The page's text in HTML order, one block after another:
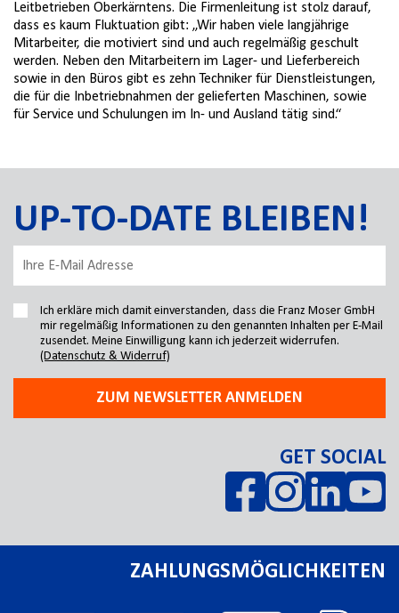
Leitbetrieben Oberkärntens. Die Firmenleitung ist stolz darauf,
dass es kaum Fluktuation gibt: „Wir haben viele langjährige
Mitarbeiter, die motiviert sind und auch regelmäßig geschult
werden. Neben den Mitarbeitern im Lager- und Lieferbereich
sowie in den Büros gibt es zehn Techniker für Dienstleistungen,
die für die Inbetriebnahmen der gelieferten Maschinen, sowie
für Service und Schulungen im In- und Ausland tätig sind.“
UP-TO-DATE BLEIBEN!
Ich erkläre mich damit einverstanden, dass die Franz Moser GmbH
mir regelmäßig Informationen zu den genannten Inhalten per E-Mail
zusendet. Meine Einwilligung kann ich jederzeit widerrufen.
(Datenschutz & Widerruf)
ZUM NEWSLETTER ANMELDEN
GET SOCIAL
ZAHLUNGSMÖGLICHKEITEN